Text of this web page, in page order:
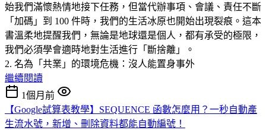
始我們滿懷熱情地接下任務，但當代辦事項、會議、責任不斷
「加碼」到 100 件時，我們的生活冰原也開始出現裂痕。這本
書溫柔地提醒我們，無論是地球還是個人，都有承受的極限，
我們必須學會適時地對生活進行「斷捨離」。
2. 名為「共業」的環境危機：沒人能置身事外
繼續閱讀
1個月前
【Google試算表教學】SEQUENCE 函數怎麼用？一秒自動產
生流水號，新增、刪除資料都能自動編號！